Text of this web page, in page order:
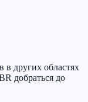
в других областях
добраться до